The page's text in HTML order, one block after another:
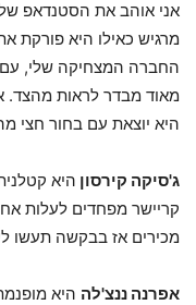
אני אוהב את הסטנדאפ
מרגיש כאילו היא
החברה המצחיקה שלי, עם
מאוד מבדר לראות מהצד.
היא יוצאת עם בחור חצי
ג'סיקה קירסון היא
קריישר מפחדים לעלות
מכירים אז בבקשה תעשו
אפרנה ננצ'לה היא